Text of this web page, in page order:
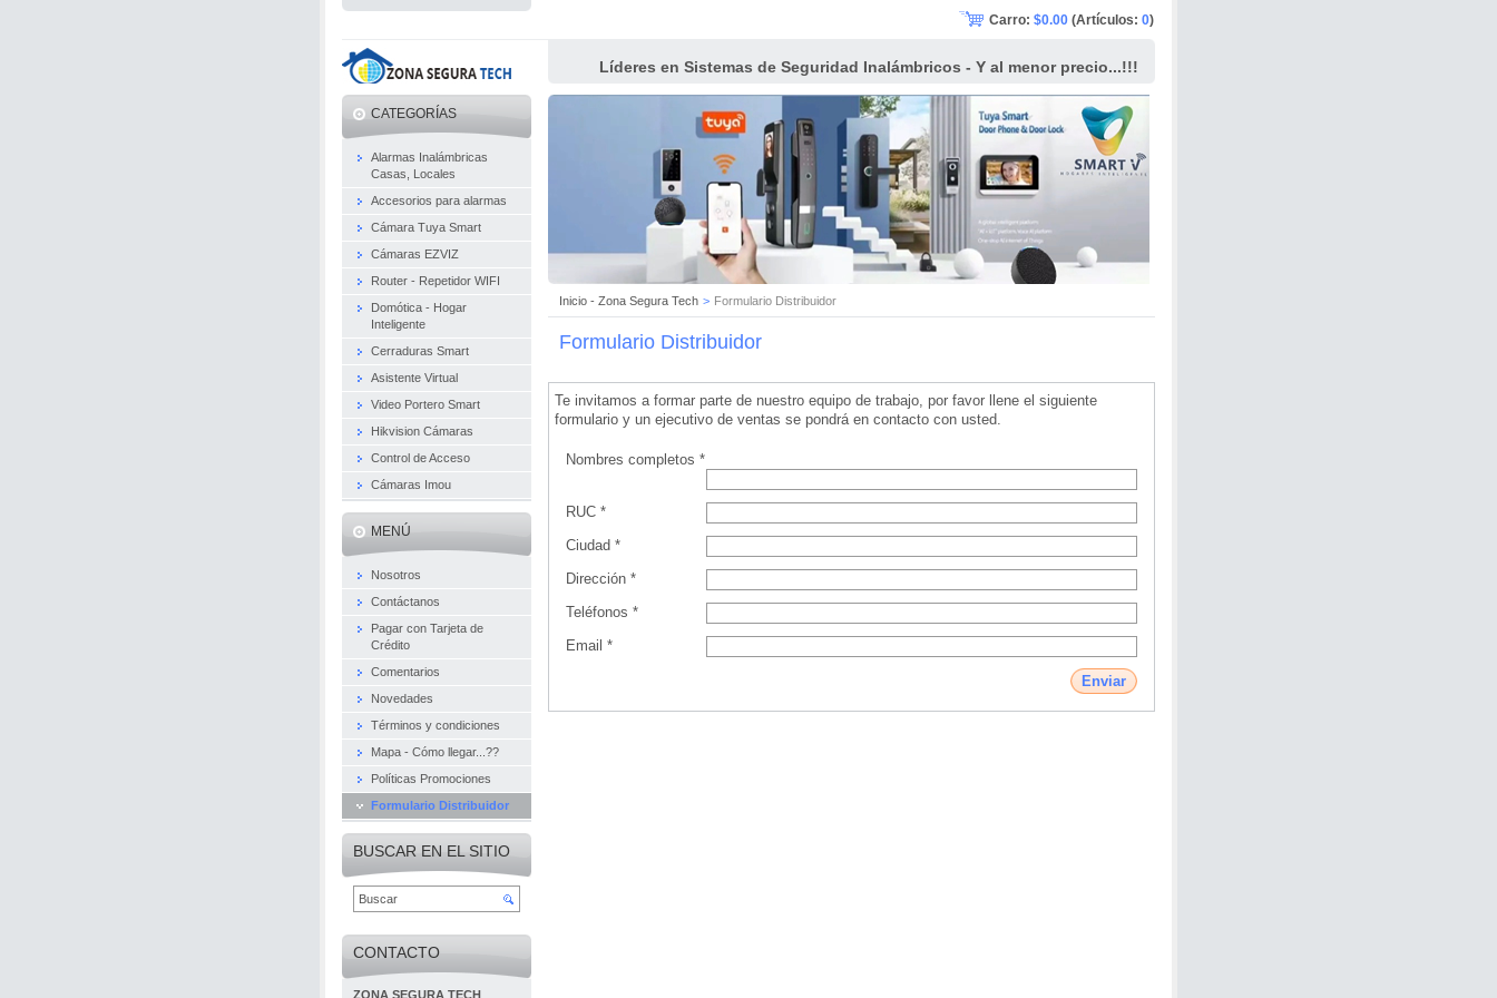
Líderes en Sistemas de Seguridad Inalámbricos - Y al menor precio...!!!
Inicio - Zona Segura Tech > Formulario Distribuidor
Formulario Distribuidor
Te invitamos a formar parte de nuestro equipo de trabajo, por favor llene el siguiente
formulario y un ejecutivo de ventas se pondrá en contacto con usted.
Nombres completos *
RUC *
Ciudad *
Dirección *
Teléfonos *
Email *
CATEGORÍAS
Alarmas Inalámbricas
Casas, Locales
Accesorios para alarmas
Cámara Tuya Smart
Cámaras EZVIZ
Router - Repetidor WIFI
Domótica - Hogar
Inteligente
Cerraduras Smart
Asistente Virtual
Video Portero Smart
Hikvision Cámaras
Control de Acceso
Cámaras Imou
MENÚ
Nosotros
Contáctanos
Pagar con Tarjeta de
Crédito
Comentarios
Novedades
Términos y condiciones
Mapa - Cómo llegar...??
Políticas Promociones
Formulario Distribuidor
BUSCAR EN EL SITIO
CONTACTO
ZONA SEGURA TECH
Carro: $0.00 (Artículos: 0)